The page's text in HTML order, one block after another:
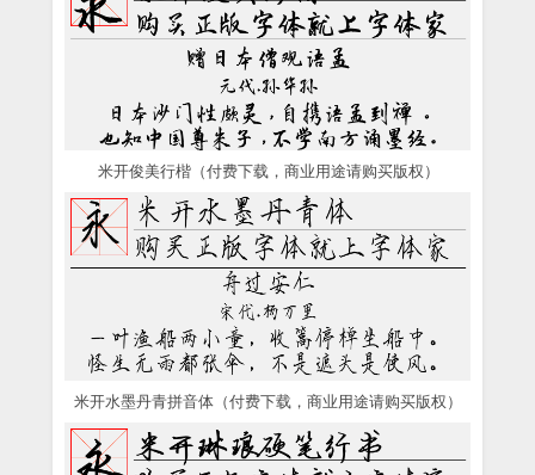
米开俊美行楷（付费下载，商业用途请购买版权）
米开水墨丹青拼音体（付费下载，商业用途请购买版权）